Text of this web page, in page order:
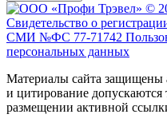
©
Свидетельство о
СМИ №ФС 77-71742
персональных данных
Материалы сайта защищены
и цитирование допускаются
размещении активной